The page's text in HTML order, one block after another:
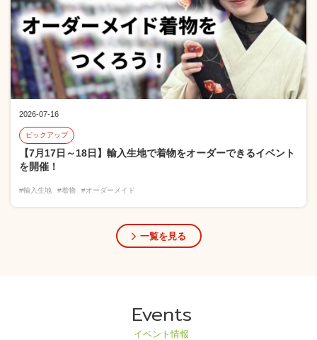
2026-07-16
ピックアップ
【7月17日～18日】輸入生地で着物をオーダーできるイベント
を開催！
#輸入生地 #着物 #オーダーメイド
一覧を見る
Events
イベント情報